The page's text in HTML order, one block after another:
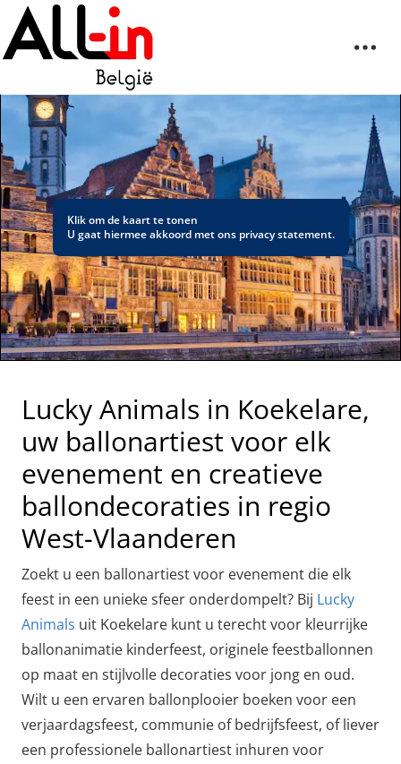
Klik om de kaart te tonen
U gaat hiermee akkoord met ons privacy statement.
Lucky Animals in Koekelare,
uw ballonartiest voor elk
evenement en creatieve
ballondecoraties in regio
West-Vlaanderen
Zoekt u een ballonartiest voor evenement die elk
feest in een unieke sfeer onderdompelt? Bij Lucky
Animals uit Koekelare kunt u terecht voor kleurrijke
ballonanimatie kinderfeest, originele feestballonnen
op maat en stijlvolle decoraties voor jong en oud.
Wilt u een ervaren ballonplooier boeken voor een
verjaardagsfeest, communie of bedrijfsfeest, of liever
een professionele ballonartiest inhuren voor